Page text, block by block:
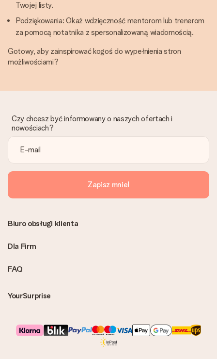
Twojej listy.
Podziękowania: Okaż wdzięczność mentorom lub trenerom
za pomocą notatnika z spersonalizowaną wiadomością.
Gotowy, aby zainspirować kogoś do wypełnienia stron
możliwościami?
Czy chcesz być informowany o naszych ofertach i
nowościach?
Zapisz mnie!
FAQ
YourSurprise
Biuro obsługi klienta
Dla Firm